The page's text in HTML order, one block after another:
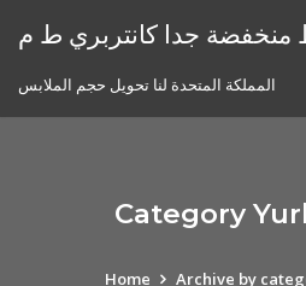
منخفضة جدا كانتربري ط م
المملكة المتحدة لنا تحويل حجم الملابس
Category
Home Archive by